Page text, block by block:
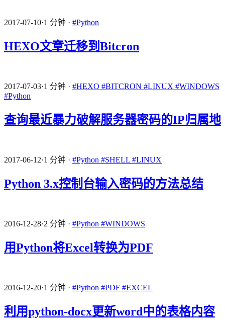
2017-07-10·1 分钟 · #Python
HEXO文章迁移到Bitcron
2017-07-03·1 分钟 · #HEXO #BITCRON #LINUX #WINDOWS
#Python
查询最近暴力破解服务器密码的IP归属地
2017-06-12·1 分钟 · #Python #SHELL #LINUX
Python 3.x控制台输入密码的方法总结
2016-12-28·2 分钟 · #Python #WINDOWS
用Python将Excel转换为PDF
2016-12-20·1 分钟 · #Python #PDF #EXCEL
利用python-docx更新word中的表格内容